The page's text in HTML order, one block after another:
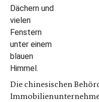
Die chinesischen